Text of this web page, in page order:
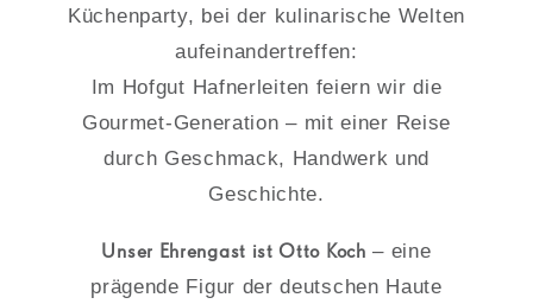
Küchenparty, bei der kulinarische Welten
aufeinandertreffen:
Im Hofgut Hafnerleiten feiern wir die
Gourmet-Generation – mit einer Reise
durch Geschmack, Handwerk und
Geschichte.
Unser Ehrengast ist Otto Koch – eine
prägende Figur der deutschen Haute